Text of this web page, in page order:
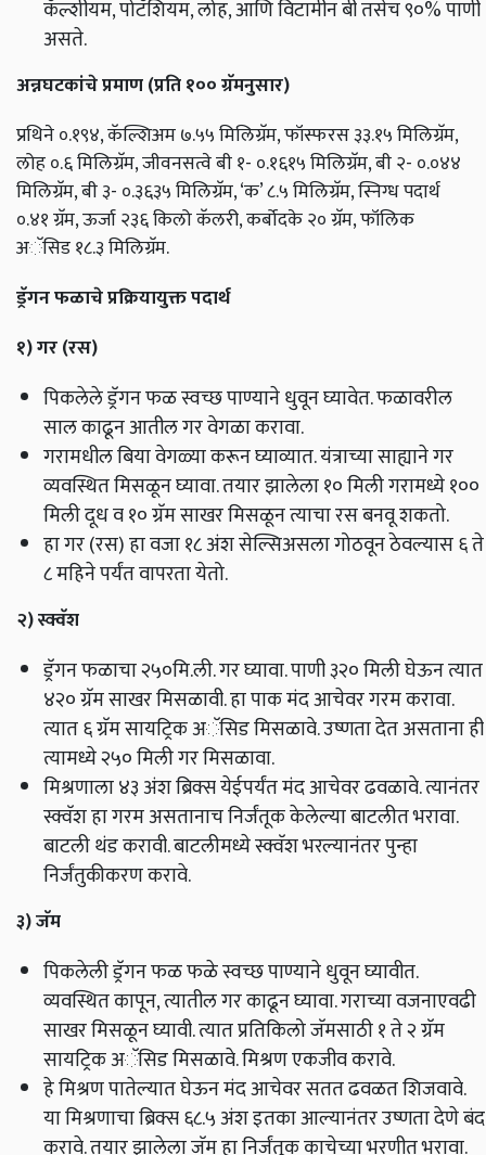
कॅल्शीयम, पोटॅशियम, लोह, आणि विटामीन बी तसेच ९०% पाणी
असते.
अन्नघटकांचे प्रमाण (प्रति १०० ग्रॅमनुसार)
प्रथिने ०.१९४, कॅल्शिअम ७.५५ मिलिग्रॅम, फॉस्फरस ३३.१५ मिलिग्रॅम,
लोह ०.६ मिलिग्रॅम, जीवनसत्वे बी १- ०.१६१५ मिलिग्रॅम, बी २- ०.०४४
मिलिग्रॅम, बी ३- ०.३६३५ मिलिग्रॅम, ‘क’ ८.५ मिलिग्रॅम, स्निग्ध पदार्थ
०.४१ ग्रॅम, ऊर्जा २३६ किलो कॅलरी, कर्बोदके २० ग्रॅम, फॉलिक
अॅसिड १८.३ मिलिग्रॅम.
ड्रॅगन फळाचे प्रक्रियायुक्त पदार्थ
१) गर (रस)
पिकलेले ड्रॅगन फळ स्वच्छ पाण्याने धुवून घ्यावेत. फळावरील
साल काढून आतील गर वेगळा करावा.
गरामधील बिया वेगळ्या करून घ्याव्यात. यंत्राच्या साह्याने गर
व्यवस्थित मिसळून घ्यावा. तयार झालेला १० मिली गरामध्ये १००
मिली दूध व १० ग्रॅम साखर मिसळून त्याचा रस बनवू शकतो.
हा गर (रस) हा वजा १८ अंश सेल्सिअसला गोठवून ठेवल्यास ६ ते
८ महिने पर्यंत वापरता येतो.
२) स्क्वॅश
ड्रॅगन फळाचा २५०मि.ली. गर घ्यावा. पाणी ३२० मिली घेऊन त्यात
४२० ग्रॅम साखर मिसळावी. हा पाक मंद आचेवर गरम करावा.
त्यात ६ ग्रॅम सायट्रिक अॅसिड मिसळावे. उष्णता देत असताना ही
त्यामध्ये २५० मिली गर मिसळावा.
मिश्रणाला ४३ अंश ब्रिक्स येईपर्यंत मंद आचेवर ढवळावे. त्यानंतर
स्क्वॅश हा गरम असतानाच निर्जंतूक केलेल्या बाटलीत भरावा.
बाटली थंड करावी. बाटलीमध्ये स्क्वॅश भरल्यानंतर पुन्हा
निर्जंतुकीकरण करावे.
३) जॅम
पिकलेली ड्रॅगन फळ फळे स्वच्छ पाण्याने धुवून घ्यावीत.
व्यवस्थित कापून, त्यातील गर काढून घ्यावा. गराच्या वजनाएवढी
साखर मिसळून घ्यावी. त्यात प्रतिकिलो जॅमसाठी १ ते २ ग्रॅम
सायट्रिक अॅसिड मिसळावे. मिश्रण एकजीव करावे.
हे मिश्रण पातेल्यात घेऊन मंद आचेवर सतत ढवळत शिजवावे.
या मिश्रणाचा ब्रिक्स ६८.५ अंश इतका आल्यानंतर उष्णता देणे बंद
करावे. तयार झालेला जॅम हा निर्जंतूक काचेच्या भरणीत भरावा.